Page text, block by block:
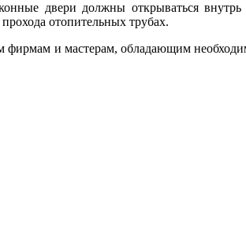
двери должны открываться
отопительных трубах.
фирмам и мастерам, обладающим